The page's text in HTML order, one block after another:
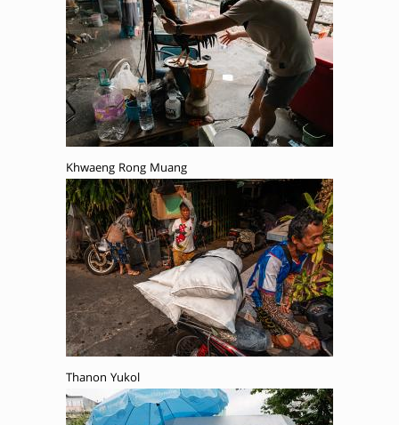
Khwaeng Rong Muang
Thanon Yukol